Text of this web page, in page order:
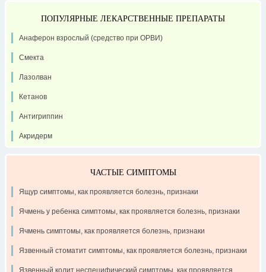
ПОПУЛЯРНЫЕ ЛЕКАРСТВЕННЫЕ ПРЕПАРАТЫ
Анаферон взрослый (средство при ОРВИ)
Смекта
Лазолван
Кетанов
Антигриппин
Акридерм
ЧАСТЫЕ СИМПТОМЫ
Ящур симптомы, как проявляется болезнь, признаки
Ячмень у ребенка симптомы, как проявляется болезнь, признаки
Ячмень симптомы, как проявляется болезнь, признаки
Язвенный стоматит симптомы, как проявляется болезнь, признаки
Язвенный колит неспецифический симптомы, как проявляется